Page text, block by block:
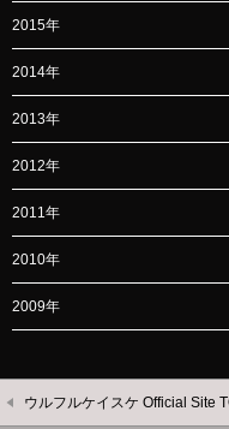
2015年
2014年
2013年
2012年
2011年
2010年
2009年
ウルフルケイスケ Official Site